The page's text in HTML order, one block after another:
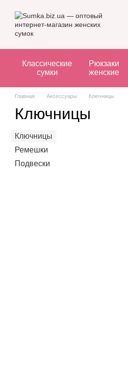
Классические
сумки
Рюкзаки
женские
Главная Аксессуары Ключницы
Ключницы
Ключницы
Ремешки
Подвески